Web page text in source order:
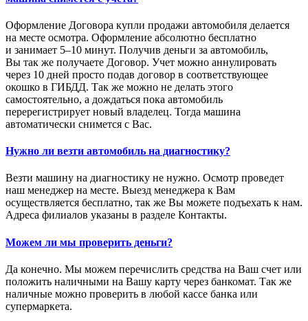
Оформление Договора купли продажи автомобиля делается
на месте осмотра. Оформление абсолютно бесплатно
и занимает 5–10 минут. Получив деньги за автомобиль,
Вы так же получаете Договор. Учет можно аннулировать
через 10 дней просто подав договор в соответствующее
окошко в ГИБДД. Так же можно не делать этого
самостоятельно, а дождаться пока автомобиль
перерегистрирует новый владелец. Тогда машина
автоматически снимется с Вас.
Нужно ли везти автомобиль на диагностику?
Везти машину на диагностику не нужно. Осмотр проведет
наш менеджер на месте. Выезд менеджера к Вам
осуществляется бесплатно, так же Вы можете подъехать к нам.
Адреса филиалов указаны в разделе Контакты.
Можем ли мы проверить деньги?
Да конечно. Мы можем перечислить средства на Ваш счет или
положить наличными на Вашу карту через банкомат. Так же
наличные можно проверить в любой кассе банка или
супермаркета.